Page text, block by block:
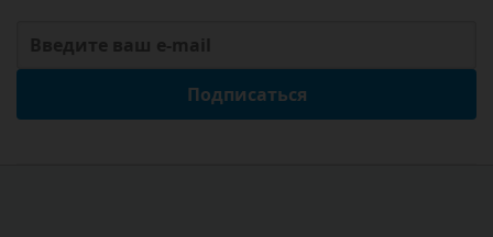
Подписаться